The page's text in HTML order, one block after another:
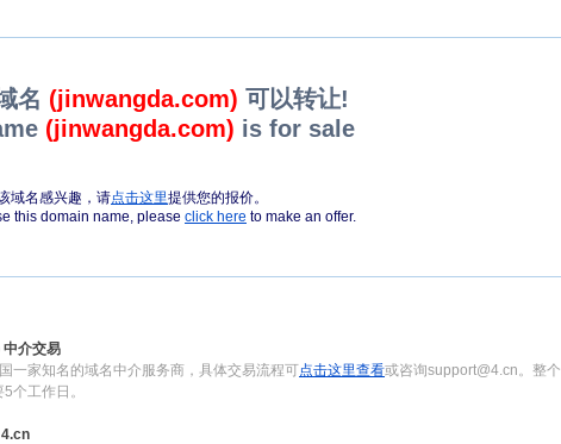
名 (jinwangda.com) 可以转让!
(jinwangda.com) is for sale
域名感兴趣，请点击这里提供您的报价。
this domain name, please click here to make an offer.
介交易
一家知名的域名中介服务商，具体交易流程可点击这里查看或咨询support@4.cn。整个
个工作日。